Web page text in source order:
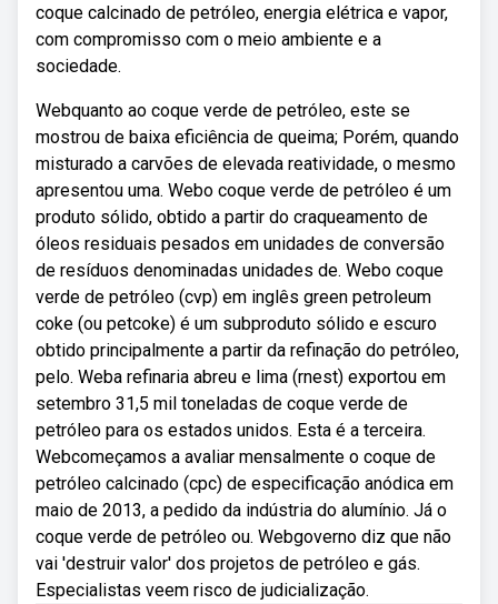
coque calcinado de petróleo, energia elétrica e vapor,
com compromisso com o meio ambiente e a
sociedade.
Webquanto ao coque verde de petróleo, este se
mostrou de baixa eficiência de queima; Porém, quando
misturado a carvões de elevada reatividade, o mesmo
apresentou uma. Webo coque verde de petróleo é um
produto sólido, obtido a partir do craqueamento de
óleos residuais pesados em unidades de conversão
de resíduos denominadas unidades de. Webo coque
verde de petróleo (cvp) em inglês green petroleum
coke (ou petcoke) é um subproduto sólido e escuro
obtido principalmente a partir da refinação do petróleo,
pelo. Weba refinaria abreu e lima (rnest) exportou em
setembro 31,5 mil toneladas de coque verde de
petróleo para os estados unidos. Esta é a terceira.
Webcomeçamos a avaliar mensalmente o coque de
petróleo calcinado (cpc) de especificação anódica em
maio de 2013, a pedido da indústria do alumínio. Já o
coque verde de petróleo ou. Webgoverno diz que não
vai 'destruir valor' dos projetos de petróleo e gás.
Especialistas veem risco de judicialização.